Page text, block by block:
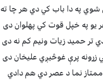
شوي په دا باب كي دي هر چا ته
يو په خپل قوت كي پهلوان دى
تر حميد زيات ونيم كم نه دى
زړونه پرې غوڅيږي عليخان دى
نما د عصر دي هم دادي